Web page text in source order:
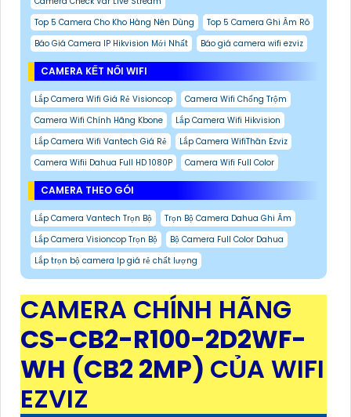
Top 5 Camera Cho Kho Hàng Nên Dùng
Top 5 Camera Ghi Âm Rõ
Báo Giá Camera IP Hikvision Mới Nhất
Báo giá camera wifi ezviz
CAMERA KẾT NỐI WIFI
Lắp Camera Wifi Giá Rẻ Visioncop
Camera Wifi Chống Trộm
Camera Wifi Chính Hãng Kbone
Lắp Camera Wifi Hikvision
Lắp Camera Wifi Vantech Giá Rẻ
Lắp Camera WifiThân Ezviz
Camera Wifii Dahua Full HD 1080P
Camera Wifi Full Color
CAMERA THEO GÓI
Lắp Camera Vantech Trọn Bộ
Trọn Bộ Camera Dahua Ghi Âm
Lắp Camera Visioncop Trọn Bộ
Bộ Camera Full Color Dahua
Lắp trọn bộ camera Ip giá rẻ chất lượng
CAMERA CHÍNH HÃNG
CS-CB2-R100-2D2WF-
WH (CB2 2MP) CỦA WIFI
EZVIZ